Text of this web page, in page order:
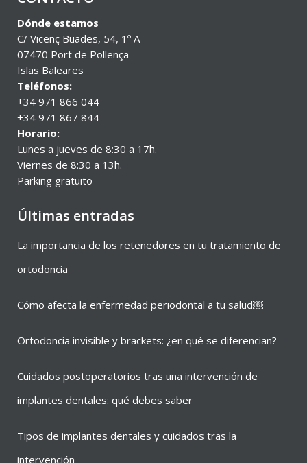
Dónde estamos
C/ Vicenç Buades, 54, 1º A
07470 Port de Pollença
Islas Baleares
Teléfonos:
+34 971 866 044
+34 971 867 844
Horario:
Lunes a jueves de 8:30 a 17h.
Viernes de 8:30 a 13h.
Parking gratuito
Últimas entradas
La importancia de los retenedores en tu tratamiento de
ortodoncia
Cómo afecta la enfermedad periodontal a tu salud￼
Ortodoncia invisible y brackets: ¿en qué se diferencian?
Cuidados postoperatorios tras una intervención de
implantes dentales: qué debes saber
Tipos de implantes dentales y cuidados tras la
intervención